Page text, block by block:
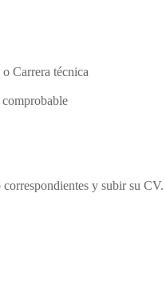
Carrera técnica
y subir su CV.